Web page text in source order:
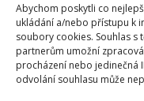
Abychom poskytli co
ukládání a/nebo přístupu k
soubory cookies. Souhlas s
partnerům umožní
procházení nebo jedinečná
odvolání souhlasu může